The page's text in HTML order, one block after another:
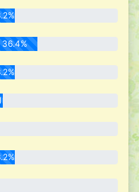
36.4%